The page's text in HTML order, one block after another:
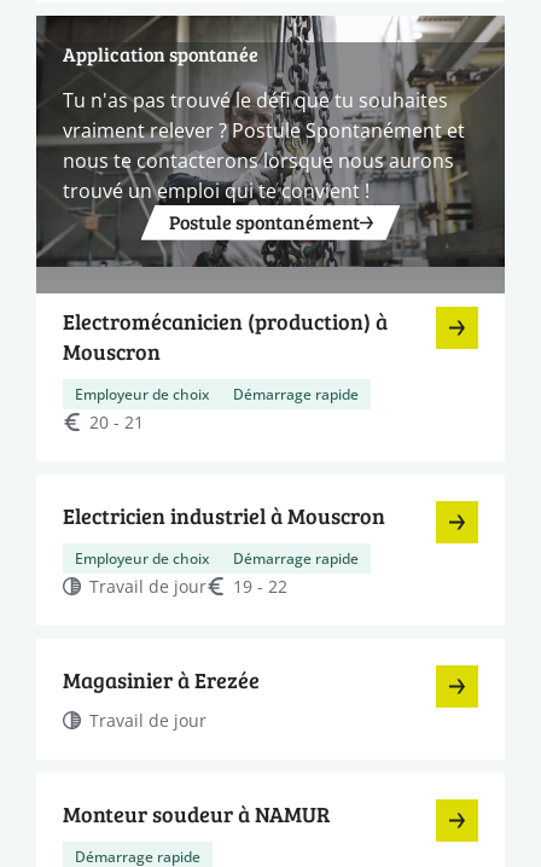
Application spontanée
Tu n'as pas trouvé le défi que tu souhaites
vraiment relever ? Postule Spontanément et
nous te contacterons lorsque nous aurons
trouvé un emploi qui te convient !
Postule spontanément
Electromécanicien (production) à
Mouscron
Employeur de choix Démarrage rapide
20 - 21
Electricien industriel à Mouscron
Employeur de choix Démarrage rapide
Travail de jour 19 - 22
Magasinier à Erezée
Travail de jour
Monteur soudeur à NAMUR
Démarrage rapide